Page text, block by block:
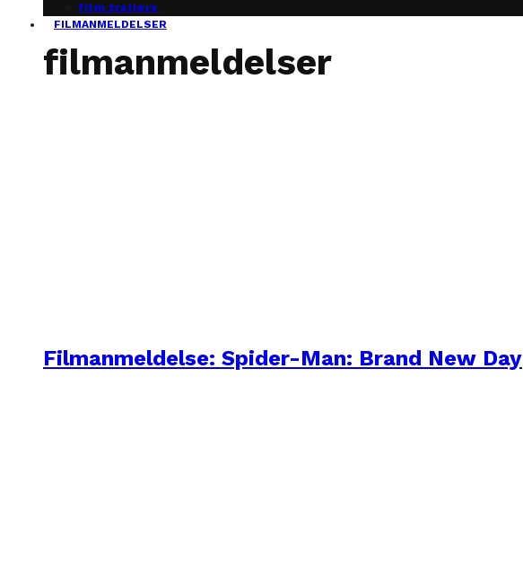
film trailers
FILMANMELDELSER
filmanmeldelser
Filmanmeldelse: Spider-Man: Brand New Day